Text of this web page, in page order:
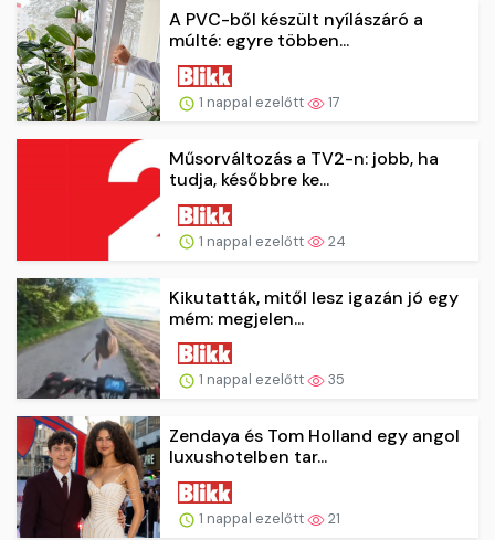
A PVC-ből készült nyílászáró a
múlté: egyre többen...
1 nappal ezelőtt 17
Műsorváltozás a TV2-n: jobb, ha
tudja, későbbre ke...
1 nappal ezelőtt 24
Kikutatták, mitől lesz igazán jó egy
mém: megjelen...
1 nappal ezelőtt 35
Zendaya és Tom Holland egy angol
luxushotelben tar...
1 nappal ezelőtt 21